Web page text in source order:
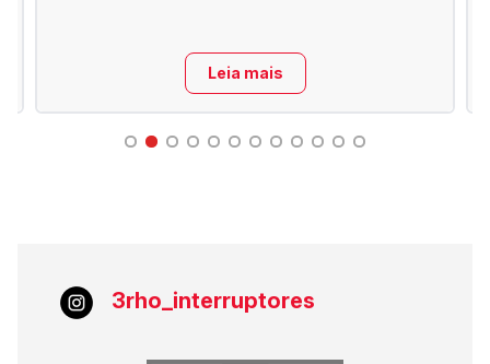
Leia mais
3rho_interruptores